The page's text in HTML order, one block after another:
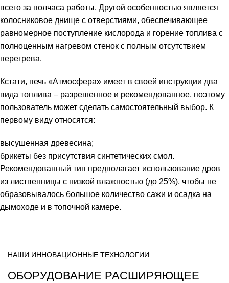
всего за полчаса работы. Другой особенностью является
колосниковое днище с отверстиями, обеспечивающее
равномерное поступление кислорода и горение топлива с
полноценным нагревом стенок с полным отсутствием
перегрева.
Кстати, печь «Атмосфера» имеет в своей инструкции два
вида топлива – разрешенное и рекомендованное, поэтому
пользователь может сделать самостоятельный выбор. К
первому виду относятся:
высушенная древесина;
брикеты без присутствия синтетических смол.
Рекомендованный тип предполагает использование дров
из лиственницы с низкой влажностью (до 25%), чтобы не
образовывалось большое количество сажи и осадка на
дымоходе и в топочной камере.
НАШИ ИННОВАЦИОННЫЕ ТЕХНОЛОГИИ
ОБОРУДОВАНИЕ РАСШИРЯЮЩЕЕ